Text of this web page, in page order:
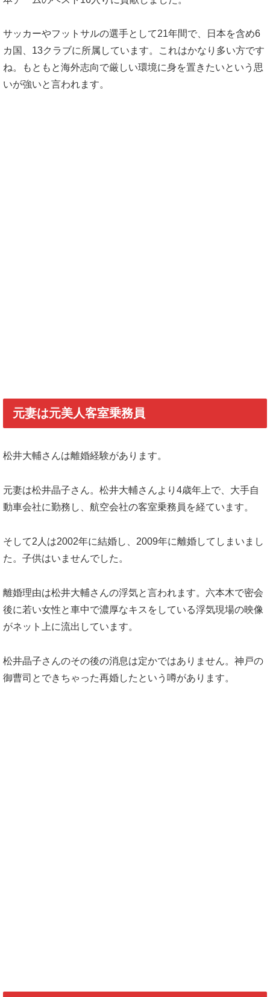
サッカーやフットサルの選手として21年間で、日本を含め6
カ国、13クラブに所属しています。これはかなり多い方です
ね。もともと海外志向で厳しい環境に身を置きたいという思
いが強いと言われます。
元妻は元美人客室乗務員
松井大輔さんは離婚経験があります。
元妻は松井晶子さん。松井大輔さんより4歳年上で、大手自
動車会社に勤務し、航空会社の客室乗務員を経ています。
そして2人は2002年に結婚し、2009年に離婚してしまいまし
た。子供はいませんでした。
離婚理由は松井大輔さんの浮気と言われます。六本木で密会
後に若い女性と車中で濃厚なキスをしている浮気現場の映像
がネット上に流出しています。
松井晶子さんのその後の消息は定かではありません。神戸の
御曹司とできちゃった再婚したという噂があります。